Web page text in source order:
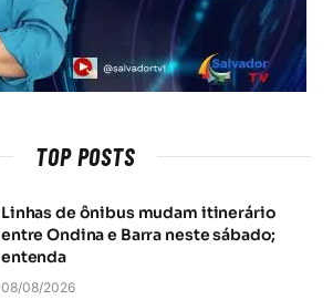
TOP POSTS
Linhas de ônibus mudam itinerário
entre Ondina e Barra neste sábado;
entenda
08/08/2026